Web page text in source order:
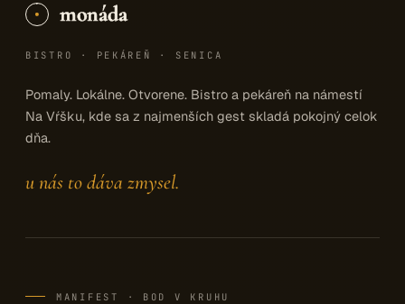
monáda
BISTRO · PEKÁREŇ · SENICA
Pomaly. Lokálne. Otvorene. Bistro a pekáreň na námestí
Na Vŕšku, kde sa z najmenších gest skladá pokojný celok
dňa.
u nás to dáva zmysel.
MANIFEST · BOD V KRUHU